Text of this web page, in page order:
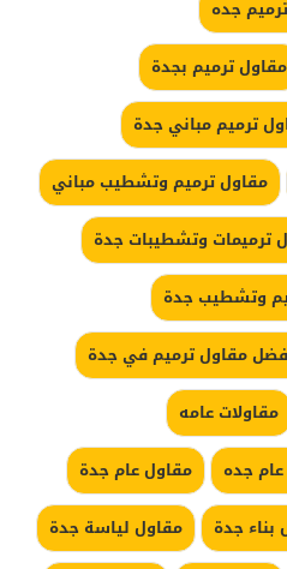
جده
مقاول ترميم بجدة
ترميم مباني جدة
مقاول ترميم وتشطيب مباني
ترميمات وتشطيبات جدة
وتشطيب جدة
مقاول ترميم في جدة
مقاولات عامه
جده
مقاول عام جدة
بناء جدة
مقاول لياسة جدة